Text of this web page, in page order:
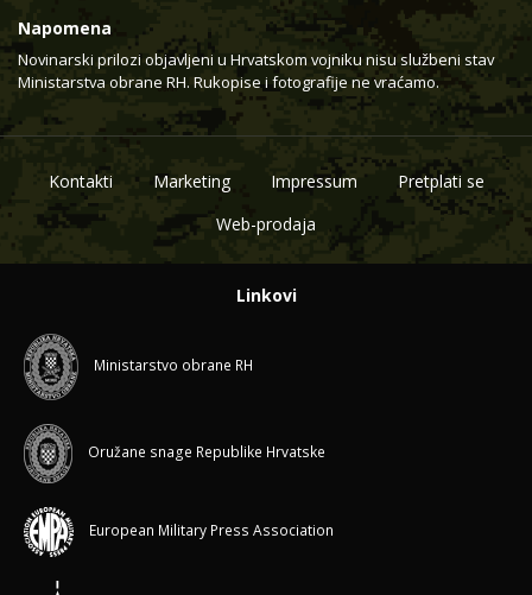
Napomena
Novinarski prilozi objavljeni u Hrvatskom vojniku nisu službeni stav
Ministarstva obrane RH. Rukopise i fotografije ne vraćamo.
Kontakti Marketing Impressum
Pretplati se
Web-prodaja
Linkovi
Ministarstvo obrane RH
Oružane snage Republike Hrvatske
European Military Press Association